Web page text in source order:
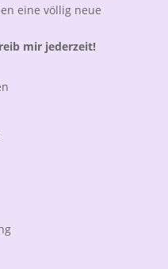
eine völlig neue
mir jederzeit!